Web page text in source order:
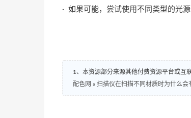
· 如果可能，尝试使用不同类型的光
1、本资源部分来源其他付费资源平台或互
配色网 » 扫描仪在扫描不同材质时为什么会